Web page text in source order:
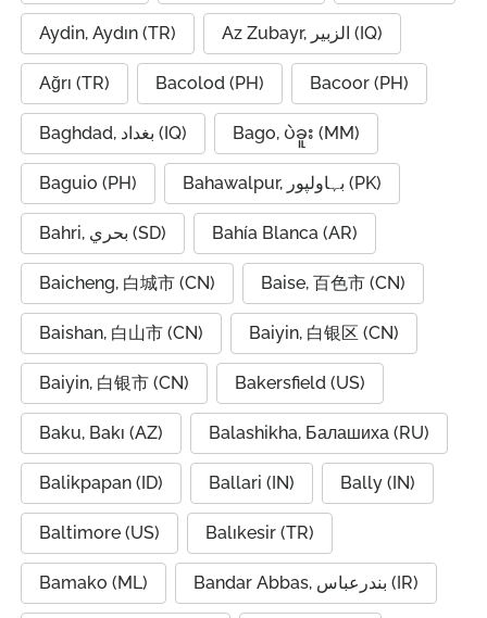
Aydin, Aydın (TR) Az Zubayr, الزبير (IQ)
Ağrı (TR) Bacolod (PH) Bacoor (PH)
Baghdad, بغداد (IQ) Bago, ပဲခူး (MM)
Baguio (PH) Bahawalpur, بہاولپور (PK)
Bahri, بحري (SD) Bahía Blanca (AR)
Baicheng, 白城市 (CN) Baise, 百色市 (CN)
Baishan, 白山市 (CN) Baiyin, 白银区 (CN)
Baiyin, 白银市 (CN) Bakersfield (US)
Baku, Bakı (AZ) Balashikha, Балашиха (RU)
Balikpapan (ID) Ballari (IN) Bally (IN)
Baltimore (US) Balıkesir (TR)
Bamako (ML) Bandar Abbas, بندرعباس (IR)